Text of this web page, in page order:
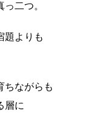
二つ。
題よりも
ちながらも
層に